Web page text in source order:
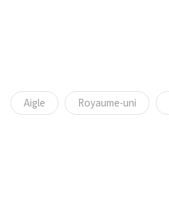
Aigle Royaume-uni